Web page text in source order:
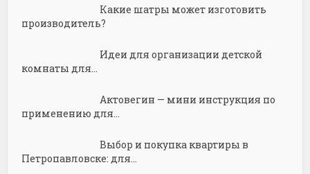
Какие шатры может изготовить
производитель?
Идеи для организации детской
комнаты для...
Актовегин — мини инструкция по
применению для...
Выбор и покупка квартиры в
Петропавловске: для...